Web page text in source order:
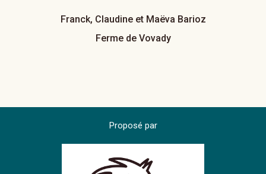
Franck, Claudine et Maëva Barioz
Ferme de Vovady
Proposé par